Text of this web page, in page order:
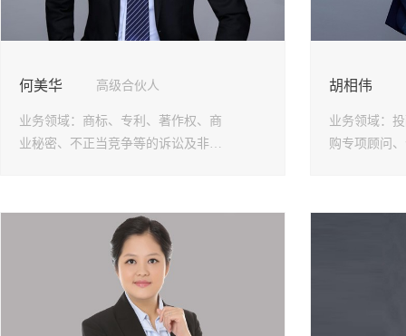
何美华 高级合伙人
业务领域： 商标、专利、著作权、商
业秘密、不正当竞争等的诉讼及非诉
胡相伟
业务领域：
购专项顾问